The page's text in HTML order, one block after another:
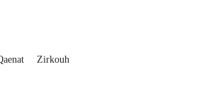
Zirkouh